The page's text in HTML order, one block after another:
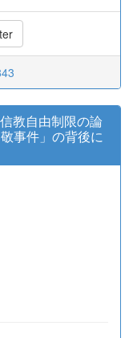
教自由制限の論
事件」の背後に